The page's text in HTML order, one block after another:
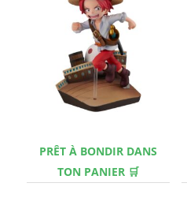
PRÊT À BONDIR DANS
TON PANIER 🛒